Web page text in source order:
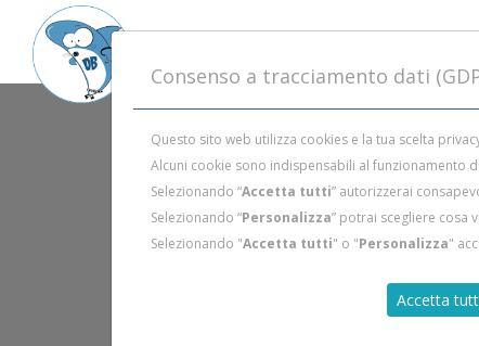
Consenso a tracciamento dati
Questo sito web utilizza cookies e la tua scelta
Alcuni cookie sono indispensabili al funzionamento
Selezionando “Accetta tutti” autorizzerai
Selezionando “Personalizza” potrai scegliere cosa
Selezionando "Accetta tutti" o "Personalizza"
Accetta